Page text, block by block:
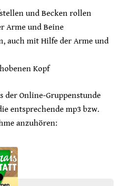
und Becken rollen
Arme und Beine
auch mit Hilfe der Arme und
Kopf
der Online-Gruppenstunde
entsprechende mp3 bzw.
anzuhören: